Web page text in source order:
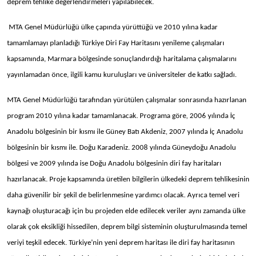
deprem tehlike değerlendirmeleri yapılabilecek.
MTA Genel Müdürlüğü ülke çapında yürüttüğü ve 2010 yılına kadar
tamamlamayı planladığı Türkiye Diri Fay Haritasını yenileme çalışmaları
kapsamında, Marmara bölgesinde sonuçlandırdığı haritalama çalışmalarını
yayınlamadan önce, ilgili kamu kuruluşları ve üniversiteler de katkı sağladı.
MTA Genel Müdürlüğü tarafından yürütülen çalışmalar sonrasında hazırlanan
program 2010 yılına kadar tamamlanacak. Programa göre, 2006 yılında İç
Anadolu bölgesinin bir kısmı ile Güney Batı Akdeniz, 2007 yılında İç Anadolu
bölgesinin bir kısmı ile. Doğu Karadeniz. 2008 yılında Güneydoğu Anadolu
bölgesi ve 2009 yılında ise Doğu Anadolu bölgesinin diri fay haritaları
hazırlanacak. Proje kapsamında üretilen bilgilerin ülkedeki deprem tehlikesinin
daha güvenilir bir şekil de belirlenmesine yardımcı olacak. Ayrıca temel veri
kaynağı oluşturacağı için bu projeden elde edilecek veriler aynı zamanda ülke
olarak çok eksikliği hissedilen, deprem bilgi sisteminin oluşturulmasında temel
veriyi teşkil edecek. Türkiye’nin yeni deprem haritası ile diri fay haritasının